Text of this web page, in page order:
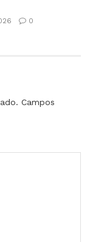
0
Campos